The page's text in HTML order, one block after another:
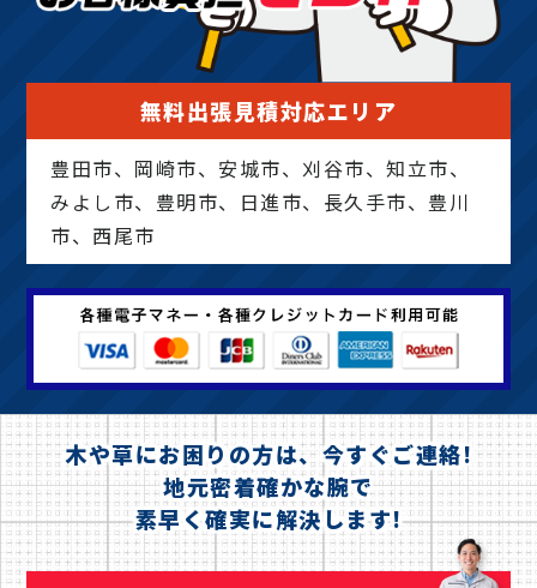
無料出張見積対応エリア
豊田市、岡崎市、安城市、刈谷市、知立市、
みよし市、豊明市、日進市、長久手市、豊川
市、西尾市
木や草にお困りの方は、今すぐご連絡!
地元密着確かな腕で
素早く確実に解決します!